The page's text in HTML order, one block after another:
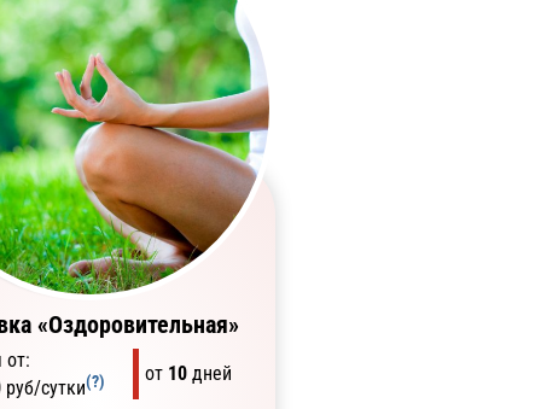
«Оздоровительная»
руб/сутки(?) от 10дней